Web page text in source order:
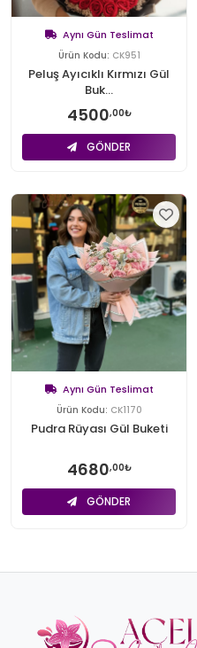
Aynı Gün Teslimat
Ürün Kodu: CK951
Peluş Ayıcıklı Kırmızı Gül
Buk...
4500,00₺
GÖNDER
Aynı Gün Teslimat
Ürün Kodu: CK1170
Pudra Rüyası Gül Buketi
4680,00₺
GÖNDER